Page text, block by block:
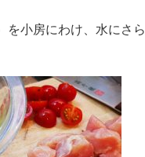
を小房にわけ、水にさ